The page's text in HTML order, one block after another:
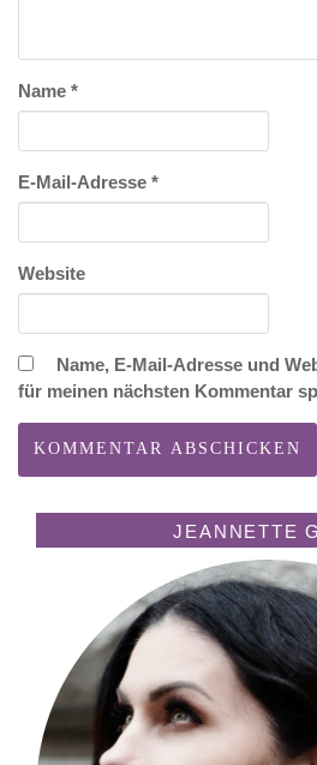
Name *
E-Mail-Adresse *
Website
Name, E-Mail-Adresse und
für meinen nächsten Kommentar
JEANNETTE